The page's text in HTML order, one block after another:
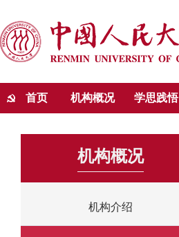
首页 机构概况 学思践悟
机构概况
机构介绍